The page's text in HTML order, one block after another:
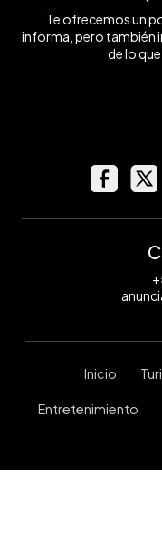
Te ofrecemos un
informa, pero también
de lo
Inicio
Entretenimiento